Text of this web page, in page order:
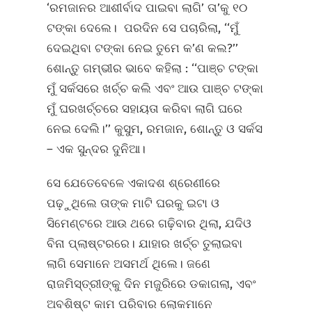
‘ରମଜାନର ଆଶୀର୍ବାଦ ପାଇବା ଲାଗି’ ତା’କୁ ୧୦
ଟଙ୍କା ଦେଲେ। ପରଦିନ ସେ ପଚାରିଲା, ‘‘ମୁଁ
ଦେଇଥିବା ଟଙ୍କା ନେଇ ତୁମେ କ’ଣ କଲ?’’
ଶୋନ୍ତୁ ଗମ୍ଭୀର ଭାବେ କହିଲା : ‘‘ପାଞ୍ଚ ଟଙ୍କା
ମୁଁ ସର୍କସରେ ଖର୍ଚ୍ଚ କଲି ଏବଂ ଆଉ ପାଞ୍ଚ ଟଙ୍କା
ମୁଁ ଘରଖର୍ଚ୍ଚରେ ସହାୟତା କରିବା ଲାଗି ଘରେ
ନେଇ ଦେଲି।’’ କୁସୁମ, ରମଜାନ, ଶୋନ୍ତୁ ଓ ସର୍କସ
– ଏକ ସୁନ୍ଦର ଦୁନିଆ।
ସେ ଯେତେବେଳେ ଏକାଦଶ ଶ୍ରେଣୀରେ
ପଢ଼ୁଥିଲେ ତାଙ୍କ ମାଟି ଘରକୁ ଇଟା ଓ
ସିମେଣ୍ଟରେ ଆଉ ଥରେ ଗଢ଼ିବାର ଥିଲା, ଯଦିଓ
ବିନା ପ୍ଲାଷ୍ଟରରେ। ଯାହାର ଖର୍ଚ୍ଚ ତୁଲାଇବା
ଲାଗି ସେମାନେ ଅସମର୍ଥ ଥିଲେ। ଜଣେ
ରାଜମିସ୍ତ୍ରୀଙ୍କୁ ଦିନ ମଜୁରିରେ ଡକାଗଲା, ଏବଂ
ଅବଶିଷ୍ଟ କାମ ପରିବାର ଲୋକମାନେ